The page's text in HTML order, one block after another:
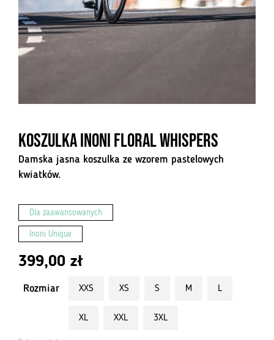
Koszulka Inoni Floral Whispers
Damska jasna koszulka ze wzorem pastelowych
kwiatków.
Dla zaawansowanych
Inoni Unique
399,00 zł
Rozmiar XXS XS S M L
XL XXL 3XL